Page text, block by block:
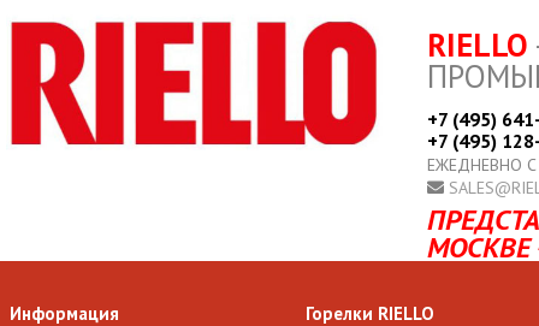
RIELLO
+7 (495)
+7 (495)
ЕЖЕДНЕВНО
МОСКВЕ
Информация
Горелки RIELLO